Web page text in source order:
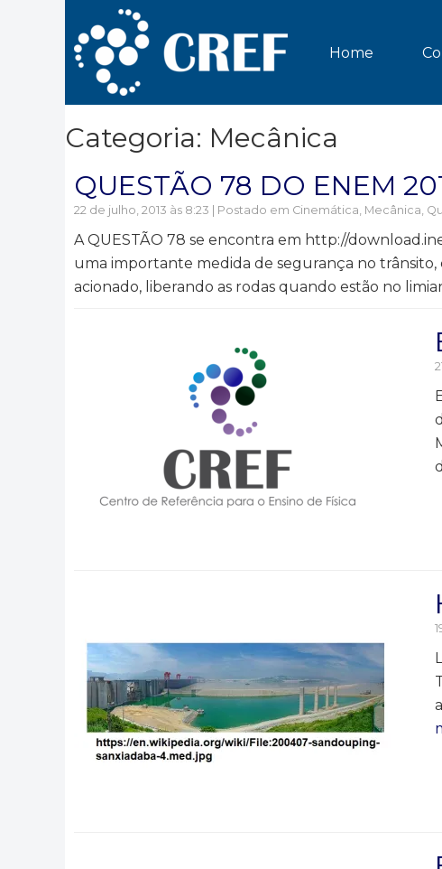
Home
Categoria: Mecânica
QUESTÃO 78 DO ENEM
22 de julho, 2013 às 8:23 | Postado em Cinemática, Mecânica,
A QUESTÃO 78 se encontra em http://
uma importante medida de segurança no trânsito,
acionado, liberando as rodas quando estão no